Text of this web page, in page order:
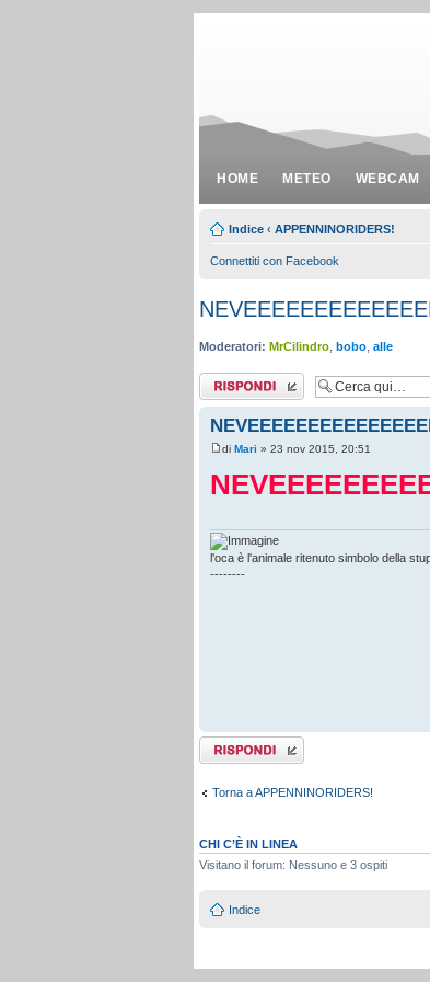
HOME METEO WEBCAM
Indice ‹ APPENNINORIDERS!
Connettiti con Facebook
Moderatori: MrCilindro bobo alle
Rispondi al
messaggio
di Mari » 23 nov 2015, 20:51
l'oca è l'animale ritenuto simbolo della
--------
Rispondi al
messaggio
Torna a APPENNINORIDERS!
CHI C’È IN LINEA
Visitano il forum: Nessuno e 3 ospiti
Indice